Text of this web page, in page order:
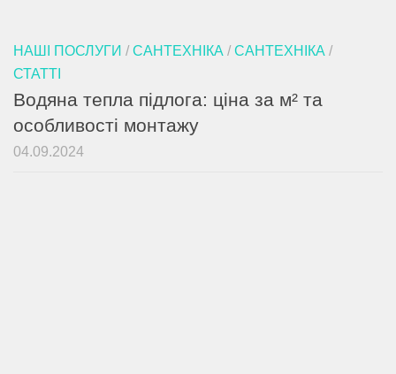
НАШІ ПОСЛУГИ / САНТЕХНІКА / САНТЕХНІКА /
СТАТТІ
Водяна тепла підлога: ціна за м² та
особливості монтажу
04.09.2024